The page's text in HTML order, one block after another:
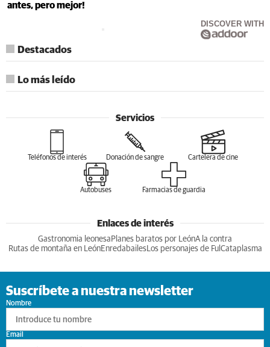
antes, pero mejor!
DISCOVER WITH
Destacados
Lo más leído
Servicios
Teléfonos de interés Donación de sangre Cartelera de cine
Autobuses Farmacias de guardia
Enlaces de interés
Gastronomia leonesa Planes baratos por LeónA la contra
Rutas de montaña en LeónEnredabailesLos personajes de Ful Cataplasma
Suscríbete a nuestra newsletter
Nombre
Email